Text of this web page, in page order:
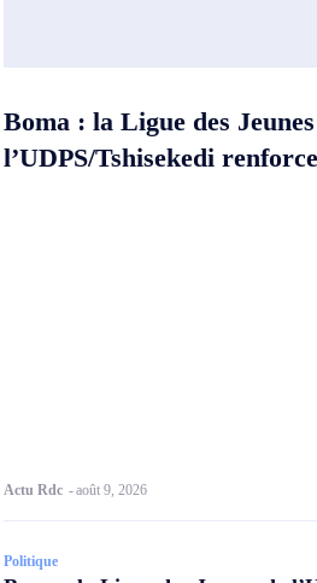
Boma : la Ligue des
l’UDPS/Tshisekedi
Actu Rdc -août 9, 2026
Politique